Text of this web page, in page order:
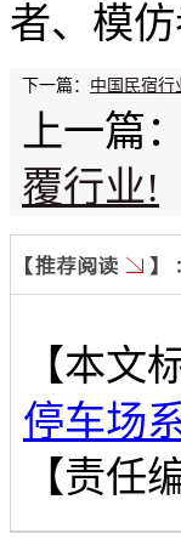
者、模
下一篇： 中国民宿行
上一篇：
覆行业!
【本文
停车场
【责任